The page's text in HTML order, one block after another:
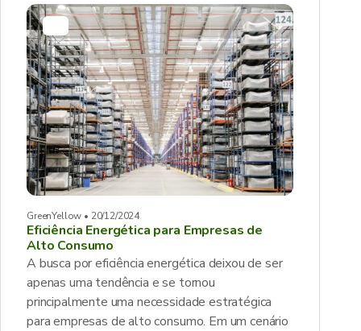
GreenYellow • 20/12/2024
Eficiência Energética para Empresas de
Alto Consumo
A busca por eficiência energética deixou de ser
apenas uma tendência e se tornou
principalmente uma necessidade estratégica
para empresas de alto consumo. Em um cenário